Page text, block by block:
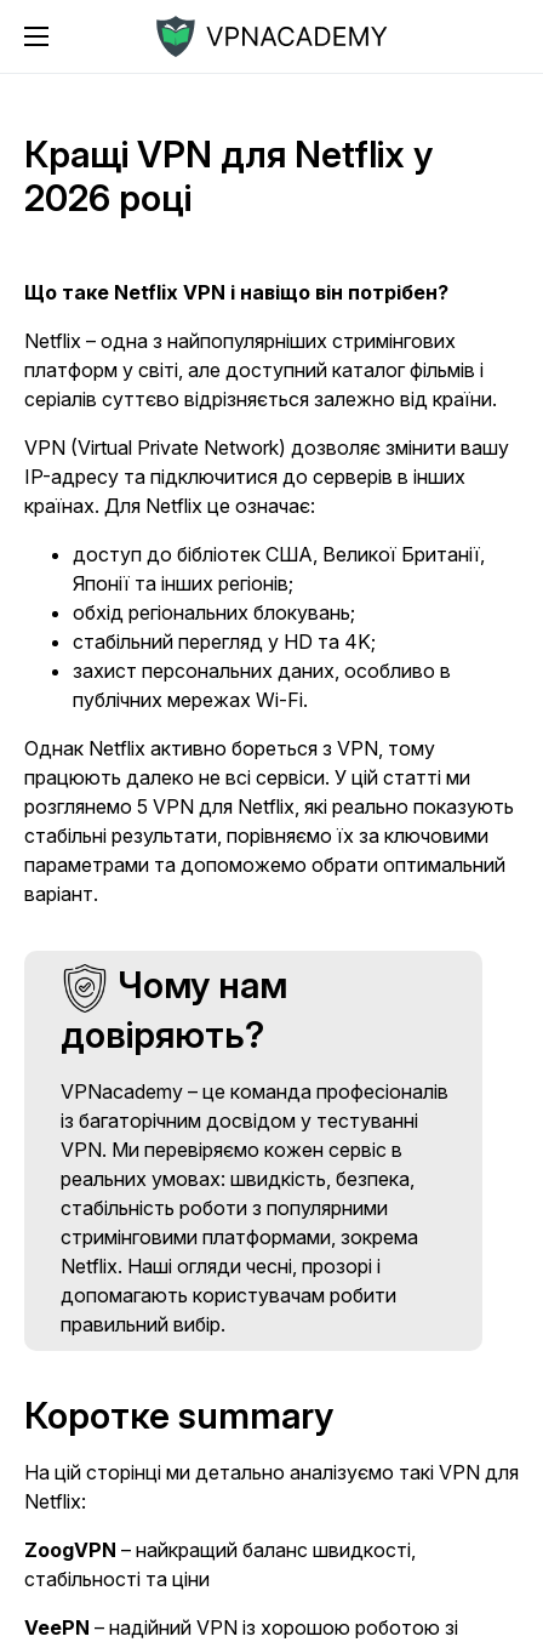
Кращі VPN для Netflix у
2026 році
Що таке Netflix VPN і навіщо він потрібен?
Netflix – одна з найпопулярніших стримінгових
платформ у світі, але доступний каталог фільмів і
серіалів суттєво відрізняється залежно від країни.
VPN (Virtual Private Network) дозволяє змінити вашу
IP-адресу та підключитися до серверів в інших
країнах. Для Netflix це означає:
доступ до бібліотек США, Великої Британії,
Японії та інших регіонів;
обхід регіональних блокувань;
стабільний перегляд у HD та 4K;
захист персональних даних, особливо в
публічних мережах Wi-Fi.
Однак Netflix активно бореться з VPN, тому
працюють далеко не всі сервіси. У цій статті ми
розглянемо 5 VPN для Netflix, які реально показують
стабільні результати, порівняємо їх за ключовими
параметрами та допоможемо обрати оптимальний
варіант.
Чому нам
довіряють?
VPNacademy – це команда професіоналів
із багаторічним досвідом у тестуванні
VPN. Ми перевіряємо кожен сервіс в
реальних умовах: швидкість, безпека,
стабільність роботи з популярними
стримінговими платформами, зокрема
Netflix. Наші огляди чесні, прозорі і
допомагають користувачам робити
правильний вибір.
Коротке summary
На цій сторінці ми детально аналізуємо такі VPN для
Netflix:
ZoogVPN – найкращий баланс швидкості,
стабільності та ціни
VeePN – надійний VPN із хорошою роботою зі